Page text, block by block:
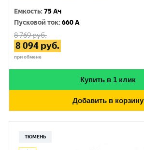
Емкость:75 Ач
Пусковой ток:660 A
8 769руб.
8 094 руб.
при обмене
Купить в 1 клик
Добавить в корзину
ТЮМЕНЬ